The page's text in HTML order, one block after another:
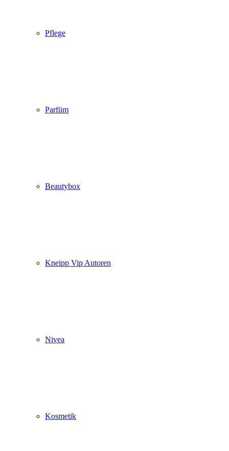
Pflege
Parfüm
Beautybox
Kneipp Vip Autoren
Nivea
Kosmetik